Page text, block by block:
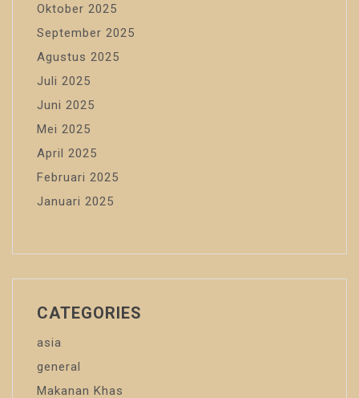
Oktober 2025
September 2025
Agustus 2025
Juli 2025
Juni 2025
Mei 2025
April 2025
Februari 2025
Januari 2025
CATEGORIES
asia
general
Makanan Khas